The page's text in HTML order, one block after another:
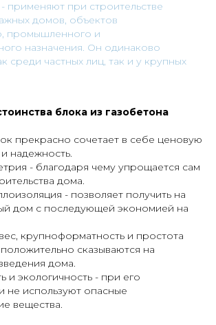
применяют при строительстве
домов, объектов
промышленного и
назначения. Он одинаково
среди частных лиц, так и у крупных
блока из газобетона
прекрасно сочетает в себе ценовую
надежность.
- благодаря чему упрощается сам
дома.
- позволяет получить на
дом с последующей экономией на
крупноформатность и простота
сказываются на
дома.
и экологичность - при его
не используют опасные
вещества.